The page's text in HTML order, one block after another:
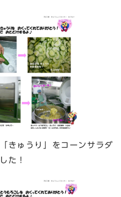
きゅうり」をコーンサラダ
た！